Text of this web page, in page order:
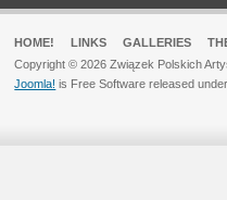
HOME! LINKS GALLERIES
Copyright © 2026 Związek Polskich
Joomla! is Free Software released